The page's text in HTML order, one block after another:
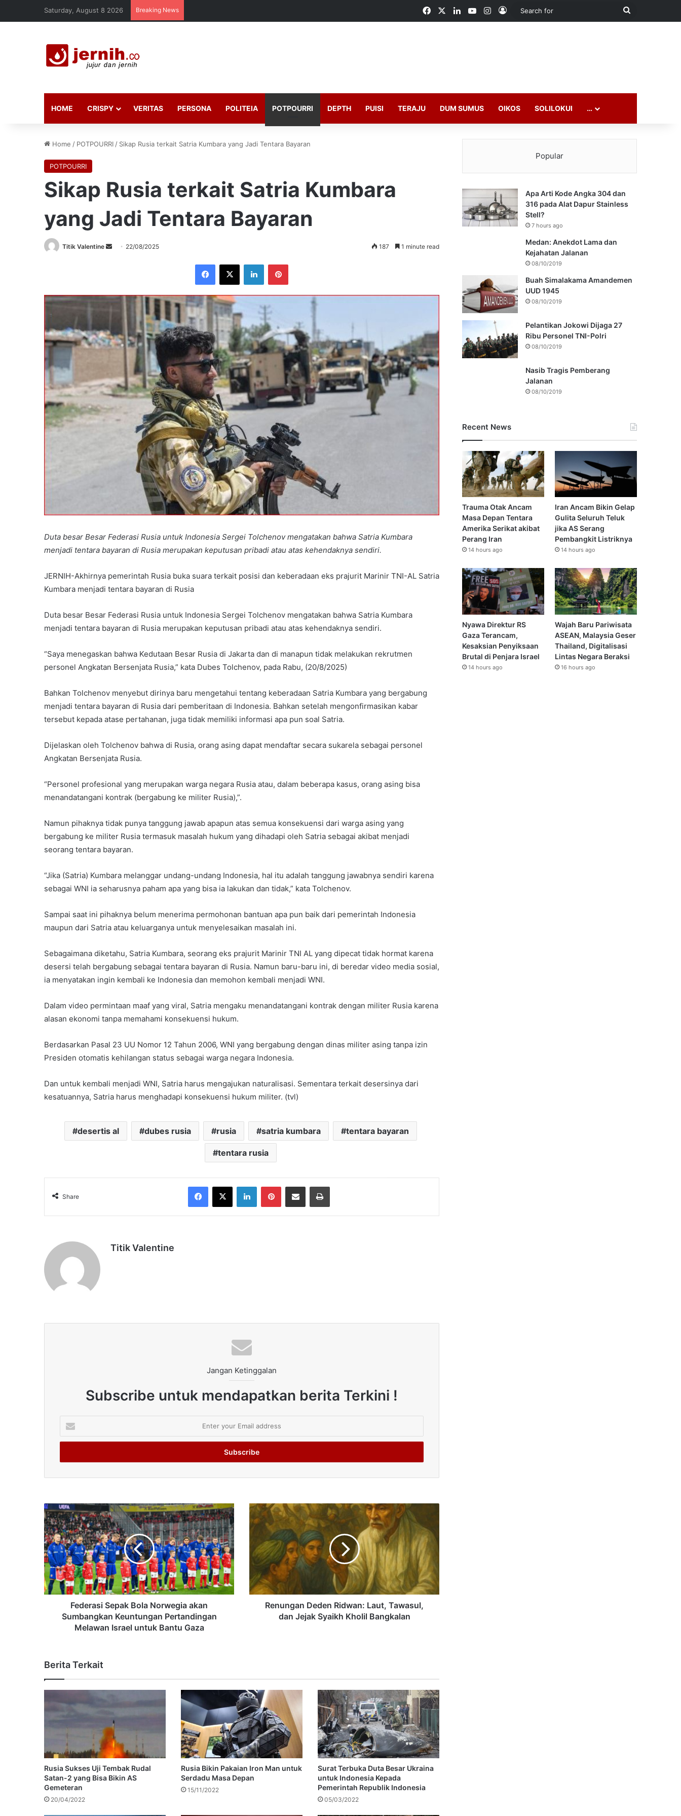
Saturday, August 8 2026 Breaking News FacebookLinkedInYouTubeInstagram
Log In
Search
HOME CRISPY VERITAS PERSONA POLITEIA POTPOURRI DEPTH PUISI TERAJU DUM SUMUS OIKOS SOLILOKUI …
Home / POTPOURRI / Sikap Rusia terkait Satria Kumbara yang Jadi Tentara Bayaran
POTPOURRI
Sikap Rusia terkait Satria Kumbara
yang Jadi Tentara Bayaran
Titik Valentine
Send 22/08/2025 187 1 minute read
Facebook
X LinkedInPinterest
Duta besar Besar Federasi Rusia untuk Indonesia Sergei Tolchenov mengatakan bahwa Satria Kumbara
menjadi tentara bayaran di Rusia merupakan keputusan pribadi atau atas kehendaknya sendiri.
JERNIH-Akhirnya pemerintah Rusia buka suara terkait posisi dan keberadaan eks prajurit Marinir TNI-AL Satria
Kumbara menjadi tentara bayaran di Rusia
Duta besar Besar Federasi Rusia untuk Indonesia Sergei Tolchenov mengatakan bahwa Satria Kumbara
menjadi tentara bayaran di Rusia merupakan keputusan pribadi atau atas kehendaknya sendiri.
“Saya menegaskan bahwa Kedutaan Besar Rusia di Jakarta dan di manapun tidak melakukan rekrutmen
personel Angkatan Bersenjata Rusia,” kata Dubes Tolchenov, pada Rabu, (20/8/2025)
Bahkan Tolchenov menyebut dirinya baru mengetahui tentang keberadaan Satria Kumbara yang bergabung
menjadi tentara bayaran di Rusia dari pemberitaan di Indonesia. Bahkan setelah mengonfirmasikan kabar
tersebut kepada atase pertahanan, juga tidak memiliki informasi apa pun soal Satria.
Dijelaskan oleh Tolchenov bahwa di Rusia, orang asing dapat mendaftar secara sukarela sebagai personel
Angkatan Bersenjata Rusia.
“Personel profesional yang merupakan warga negara Rusia atau, dalam beberapa kasus, orang asing bisa
menandatangani kontrak (bergabung ke militer Rusia),”.
Namun pihaknya tidak punya tanggung jawab apapun atas semua konsekuensi dari warga asing yang
bergabung ke militer Rusia termasuk masalah hukum yang dihadapi oleh Satria sebagai akibat menjadi
seorang tentara bayaran.
“Jika (Satria) Kumbara melanggar undang-undang Indonesia, hal itu adalah tanggung jawabnya sendiri karena
sebagai WNI ia seharusnya paham apa yang bisa ia lakukan dan tidak,” kata Tolchenov.
Sampai saat ini pihaknya belum menerima permohonan bantuan apa pun baik dari pemerintah Indonesia
maupun dari Satria atau keluarganya untuk menyelesaikan masalah ini.
Sebagaimana diketahu, Satria Kumbara, seorang eks prajurit Marinir TNI AL yang dipecat tidak hormat karena
desersi telah bergabung sebagai tentara bayaran di Rusia. Namun baru-baru ini, di beredar video media sosial,
ia menyatakan ingin kembali ke Indonesia dan memohon kembali menjadi WNI.
Dalam video permintaan maaf yang viral, Satria mengaku menandatangani kontrak dengan militer Rusia karena
alasan ekonomi tanpa memahami konsekuensi hukum.
Berdasarkan Pasal 23 UU Nomor 12 Tahun 2006, WNI yang bergabung dengan dinas militer asing tanpa izin
Presiden otomatis kehilangan status sebagai warga negara Indonesia.
Dan untuk kembali menjadi WNI, Satria harus mengajukan naturalisasi. Sementara terkait desersinya dari
kesatuannya, Satria harus menghadapi konsekuensi hukum militer. (tvl)
desertis al dubes rusia rusia satria kumbara tentara bayaran
tentara rusia
Share
Facebook
X LinkedInPinterestShare via Email Print
Titik Valentine
Jangan Ketinggalan
Subscribe untuk mendapatkan berita Terkini !
your
Email
Federasi Sepak Bola Norwegia akan
Sumbangkan Keuntungan Pertandingan
Melawan Israel untuk Bantu Gaza
Renungan Deden Ridwan: Laut, Tawasul,
dan Jejak Syaikh Kholil Bangkalan
Berita Terkait
Rusia Sukses Uji Tembak Rudal
Satan-2 yang Bisa Bikin AS
Gemeteran
20/04/2022
Rusia Bikin Pakaian Iron Man untuk
Serdadu Masa Depan
15/11/2022
Surat Terbuka Duta Besar Ukraina
untuk Indonesia Kepada
Pemerintah Republik Indonesia
05/03/2022
Popular
Apa Arti Kode Angka 304 dan
316 pada Alat Dapur Stainless
Stell?
7 hours ago
Medan: Anekdot Lama dan
Kejahatan Jalanan
08/10/2019
Buah Simalakama Amandemen
UUD 1945
08/10/2019
Pelantikan Jokowi Dijaga 27
Ribu Personel TNI-Polri
08/10/2019
Nasib Tragis Pemberang
Jalanan
08/10/2019
Recent News
Trauma Otak Ancam
Masa Depan Tentara
Amerika Serikat akibat
Perang Iran
14 hours ago
Iran Ancam Bikin Gelap
Gulita Seluruh Teluk
jika AS Serang
Pembangkit Listriknya
14 hours ago
Nyawa Direktur RS
Gaza Terancam,
Kesaksian Penyiksaan
Brutal di Penjara Israel
14 hours ago
Wajah Baru Pariwisata
ASEAN, Malaysia Geser
Thailand, Digitalisasi
Lintas Negara Beraksi
16 hours ago